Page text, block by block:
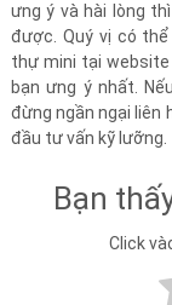
ưng ý và hài lòng
được. Quý vị có
thự mini tại website
bạn ưng ý nhất.
đừng ngần ngại liên
đầu tư vấn kỹ lưỡng.
Bạn
Click